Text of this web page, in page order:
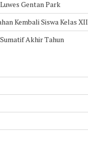
Gentan Park
Kembali Siswa Kelas XII
Akhir Tahun